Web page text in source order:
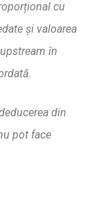
țional cu
și valoarea
în
ă.
din
pot face